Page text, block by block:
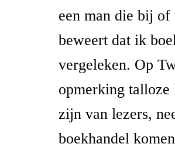
een man die bij
beweert dat ik
vergeleken. Op
opmerking talloze
zijn van lezers,
boekhandel